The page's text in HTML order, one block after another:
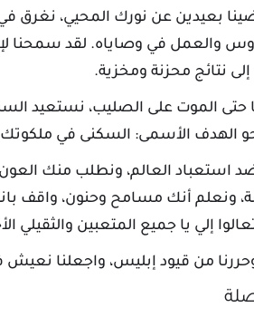
بعيدين عن نورك المحيي، نغرق
والعمل في وصاياه. لقد سمحنا
إلى نتائج محزنة ومخزية.
حتى الموت على الصليب، نستعيد
الهدف الأسمى: السكنى في ملكوتك
ضد استعباد العالم، ونطلب منك
ونعلم أنك مسامح وحنون، واقف
إلي يا جميع المتعبين والثقيلي
وحررنا من قيود إبليس، واجعلنا نعيش